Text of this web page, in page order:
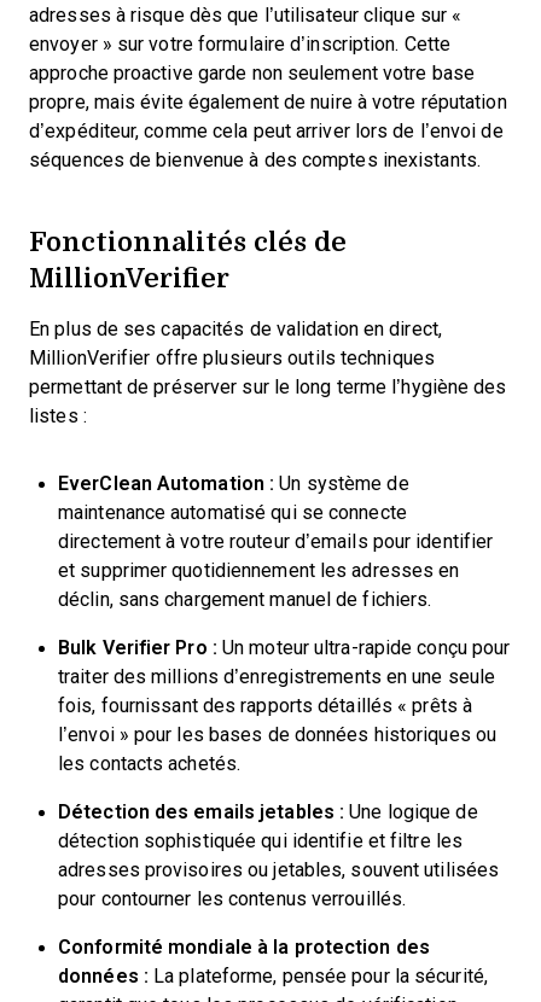
adresses à risque dès que l’utilisateur clique sur «
envoyer » sur votre formulaire d’inscription. Cette
approche proactive garde non seulement votre base
propre, mais évite également de nuire à votre réputation
d’expéditeur, comme cela peut arriver lors de l’envoi de
séquences de bienvenue à des comptes inexistants.
Fonctionnalités clés de
MillionVerifier
En plus de ses capacités de validation en direct,
MillionVerifier offre plusieurs outils techniques
permettant de préserver sur le long terme l’hygiène des
listes :
EverClean Automation : Un système de
maintenance automatisé qui se connecte
directement à votre routeur d’emails pour identifier
et supprimer quotidiennement les adresses en
déclin, sans chargement manuel de fichiers.
Bulk Verifier Pro : Un moteur ultra-rapide conçu pour
traiter des millions d’enregistrements en une seule
fois, fournissant des rapports détaillés « prêts à
l’envoi » pour les bases de données historiques ou
les contacts achetés.
Détection des emails jetables : Une logique de
détection sophistiquée qui identifie et filtre les
adresses provisoires ou jetables, souvent utilisées
pour contourner les contenus verrouillés.
Conformité mondiale à la protection des
données : La plateforme, pensée pour la sécurité,